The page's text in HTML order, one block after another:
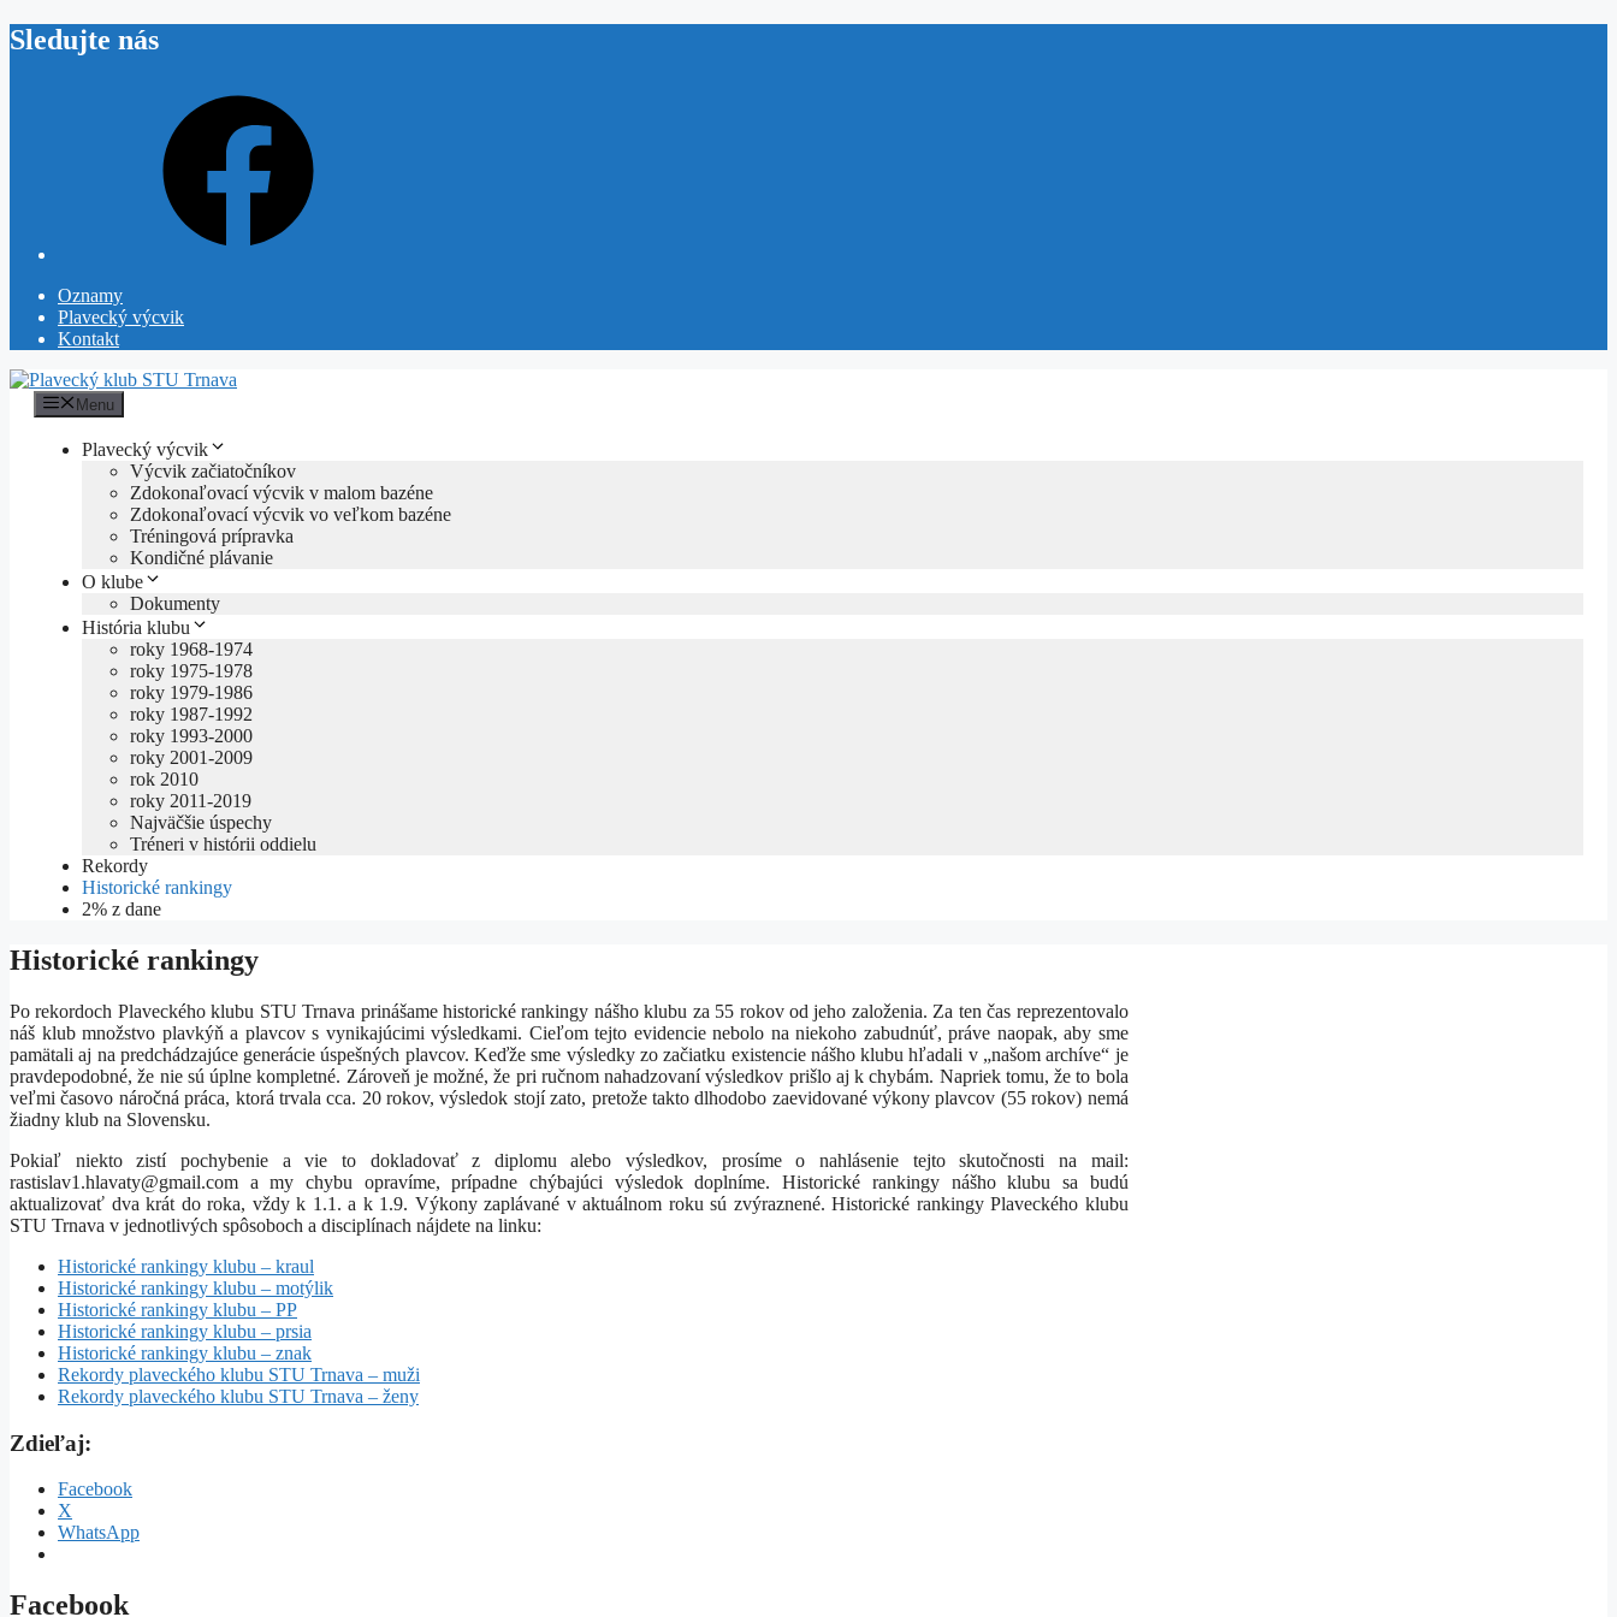
Preskočiť
na
Sledujte nás
Oznamy
Plavecký výcvik
Kontakt
Menu
Plavecký výcvik
Výcvik začiatočníkov
Zdokonaľovací výcvik v malom bazéne
Zdokonaľovací výcvik vo veľkom bazéne
Tréningová prípravka
Kondičné plávanie
O klube
Dokumenty
História klubu
roky 1968-1974
roky 1975-1978
roky 1979-1986
roky 1987-1992
roky 1993-2000
roky 2001-2009
rok 2010
roky 2011-2019
Najväčšie úspechy
Tréneri v histórii oddielu
Rekordy
Historické rankingy
2% z dane
Historické rankingy
Po rekordoch Plaveckého klubu STU Trnava prinášame historické rankingy nášho klubu za 55 rokov od jeho založenia. Za ten čas reprezentovalo
náš klub množstvo plavkýň a plavcov s vynikajúcimi výsledkami. Cieľom tejto evidencie nebolo na niekoho zabudnúť, práve naopak, aby sme
pamätali aj na predchádzajúce generácie úspešných plavcov. Keďže sme výsledky zo začiatku existencie nášho klubu hľadali v „našom archíve“ je
pravdepodobné, že nie sú úplne kompletné. Zároveň je možné, že pri ručnom nahadzovaní výsledkov prišlo aj k chybám. Napriek tomu, že to bola
veľmi časovo náročná práca, ktorá trvala cca. 20 rokov, výsledok stojí zato, pretože takto dlhodobo zaevidované výkony plavcov (55 rokov) nemá
žiadny klub na Slovensku.
Pokiaľ niekto zistí pochybenie a vie to dokladovať z diplomu alebo výsledkov, prosíme o nahlásenie tejto skutočnosti na mail:
rastislav1.hlavaty@gmail.com a my chybu opravíme, prípadne chýbajúci výsledok doplníme. Historické rankingy nášho klubu sa budú
aktualizovať dva krát do roka, vždy k 1.1. a k 1.9. Výkony zaplávané v aktuálnom roku sú zvýraznené. Historické rankingy Plaveckého klubu
STU Trnava v jednotlivých spôsoboch a disciplínach nájdete na linku:
Historické rankingy klubu – kraul
Historické rankingy klubu – motýlik
Historické rankingy klubu – PP
Historické rankingy klubu – prsia
Historické rankingy klubu – znak
Rekordy plaveckého klubu STU Trnava – muži
Rekordy plaveckého klubu STU Trnava – ženy
Zdieľaj:
Facebook
X
WhatsApp
Facebook